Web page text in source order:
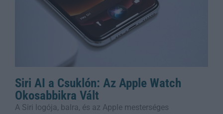
Siri AI a Csuklón: Az Apple Watch
Okosabbikra Vált
A Siri logója, balra, és az Apple mesterséges